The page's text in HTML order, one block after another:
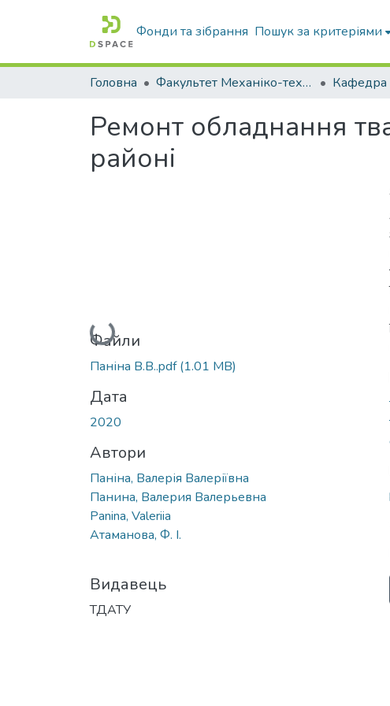
Фонди та зібрання Пошук за критеріями
Головна Факультет Механіко-технологічний
Ремонт обладнання
районі
Вантажиться...
Файли
Паніна В.В..pdf(1.01 MB)
Дата
2020
Автори
Паніна, Валерія Валеріївна
Панина, Валерия Валерьевна
Panina, Valeriia
Атаманова, Ф. І.
Видавець
ТДАТУ